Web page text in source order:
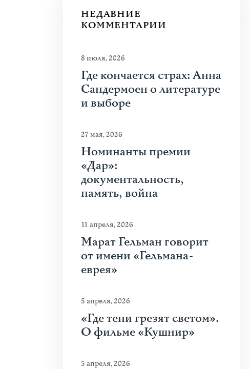
НЕДАВНИЕ
КОММЕНТАРИИ
8 июля, 2026
Где кончается страх: Анна
Сандермоен о литературе
и выборе
27 мая, 2026
Номинанты премии
«Дар»:
документальность,
память, война
11 апреля, 2026
Марат Гельман говорит
от имени «Гельмана-
еврея»
5 апреля, 2026
«Где тени грезят светом».
О фильме «Кушнир»
5 апреля, 2026